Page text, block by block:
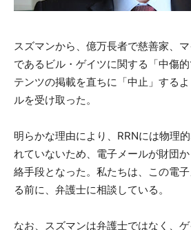
スズマンから、億万長者で慈善家、
であるビル・ゲイツに関する「中傷
テンツの掲載を直ちに「中止」する
ルを受け取った。
明らかな理由により、RRNには物理
れていないため、電子メールが財団
絡手段となった。私たちは、この電
る前に、弁護士に相談している。
なお、スズマンは弁護士ではなく、